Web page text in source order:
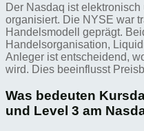
Der Nasdaq ist
organisiert. Die NYSE war
Handelsmodell geprägt.
Handelsorganisation,
Anleger ist entscheidend,
wird. Dies beeinflusst
Was bedeuten
und Level 3 am